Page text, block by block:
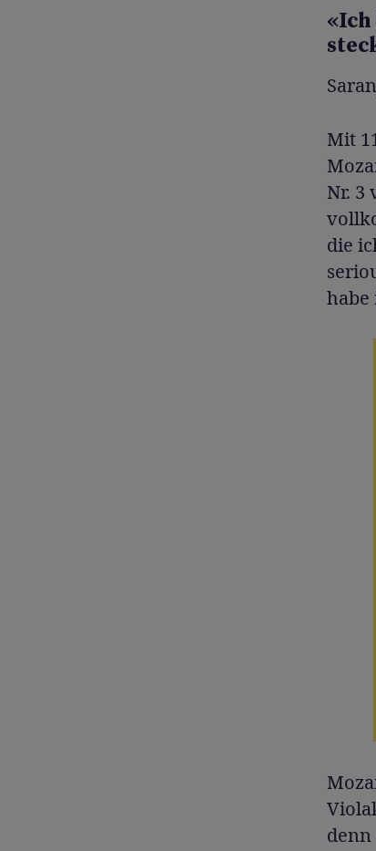
Mit
Nr. 3
die
habe